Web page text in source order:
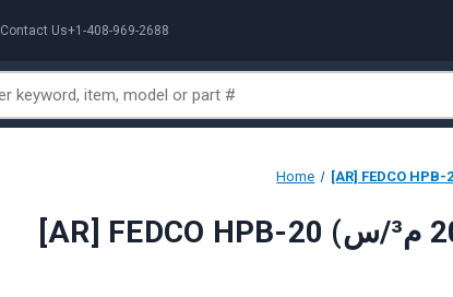
Contact Us+1-408-969-2688
Home